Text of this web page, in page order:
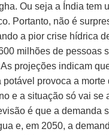
Ou seja a Índia tem
Portanto, não é
a pior crise hídrica
milhões de pessoas
As projeções indicam
provoca a morte
e a situação só vai se
é que a demanda
e, em 2050, a